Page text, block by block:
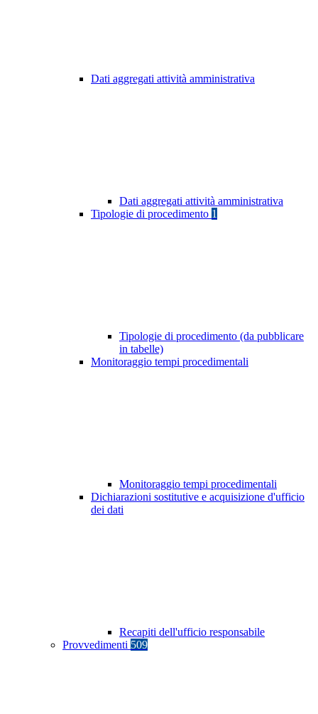
Dati aggregati attività amministrativa
Dati aggregati attività amministrativa
Tipologie di procedimento 1
Tipologie di procedimento (da pubblicare
in tabelle)
Monitoraggio tempi procedimentali
Monitoraggio tempi procedimentali
Dichiarazioni sostitutive e acquisizione d'ufficio
dei dati
Recapiti dell'ufficio responsabile
Provvedimenti 509